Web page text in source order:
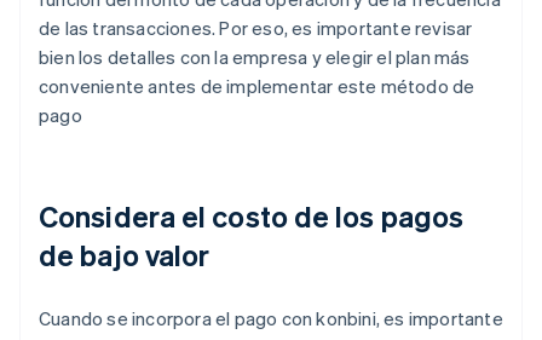
de las transacciones. Por eso, es importante revisar
bien los detalles con la empresa y elegir el plan más
conveniente antes de implementar este método de
pago
Considera el costo de los pagos
de bajo valor
Cuando se incorpora el pago con konbini, es importante